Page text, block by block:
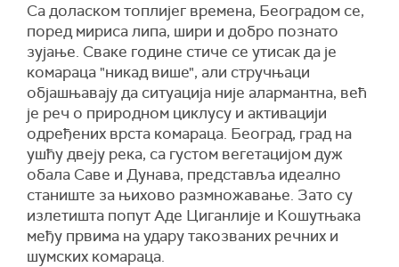
Са доласком топлијег времена, Београдом се,
поред мириса липа, шири и добро познато
зујање. Сваке године стиче се утисак да је
комараца "никад више", али стручњаци
објашњавају да ситуација није алармантна, већ
је реч о природном циклусу и активацији
одређених врста комараца. Београд, град на
ушћу двеју река, са густом вегетацијом дуж
обала Саве и Дунава, представља идеално
станиште за њихово размножавање. Зато су
излетишта попут Аде Циганлије и Кошутњака
међу првима на удару такозваних речних и
шумских комараца.